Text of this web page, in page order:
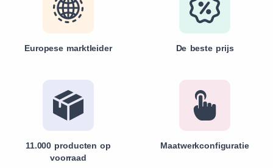
Europese marktleider De beste prijs
11.000 producten op
voorraad
Maatwerkconfiguratie